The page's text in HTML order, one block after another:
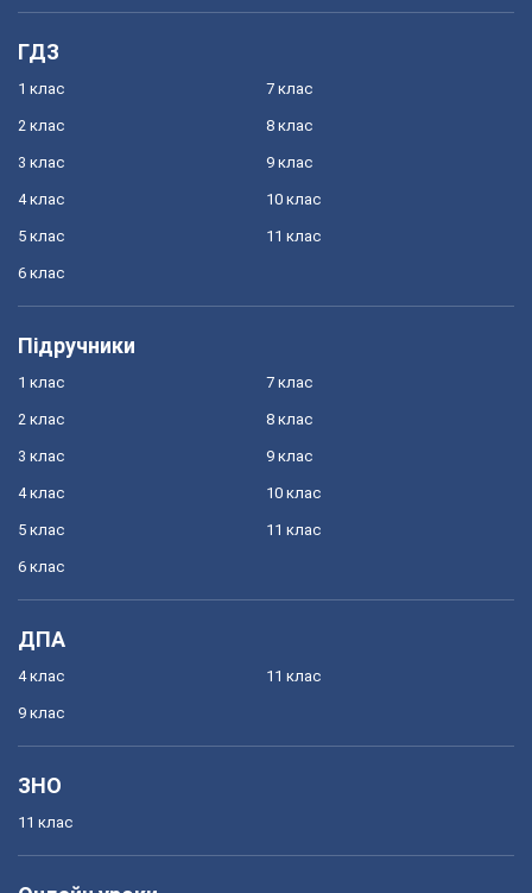
ГДЗ
1 клас
2 клас
3 клас
4 клас
5 клас
6 клас
7 клас
8 клас
9 клас
10 клас
11 клас
Підручники
1 клас
2 клас
3 клас
4 клас
5 клас
6 клас
7 клас
8 клас
9 клас
10 клас
11 клас
ДПА
4 клас
9 клас
11 клас
ЗНО
11 клас